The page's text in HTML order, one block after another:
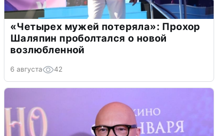
«Четырех мужей потеряла»: Прохор
Шаляпин проболтался о новой
возлюбленной
6 августа 42